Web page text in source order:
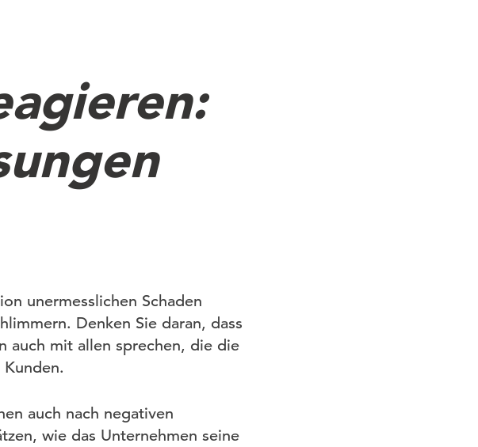
unermesslichen Schaden
Denken Sie daran, dass
auch mit allen sprechen, die die
auch nach negativen
wie das Unternehmen seine